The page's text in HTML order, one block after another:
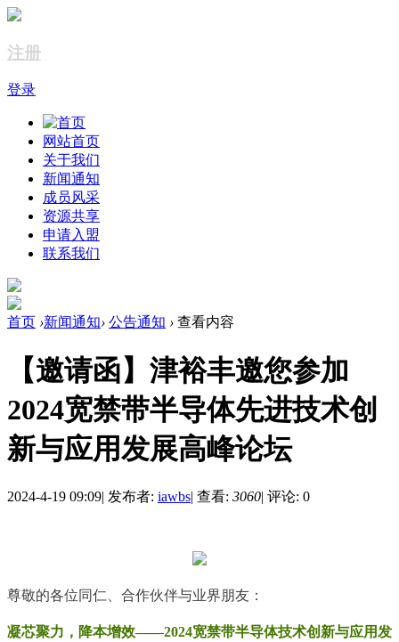
注册
登录
网站首页
关于我们
新闻通知
成员风采
资源共享
申请入盟
联系我们
首页 ›新闻通知› 公告通知 › 查看内容
【邀请函】津裕丰邀您参加
2024宽禁带半导体先进技术创
新与应用发展高峰论坛
2024-4-19 09:09| 发布者: iawbs| 查看: 3060| 评论: 0
尊敬的各位同仁、合作伙伴与业界朋友：
凝芯聚力，降本增效——2024宽禁带半导体技术创新与应用发